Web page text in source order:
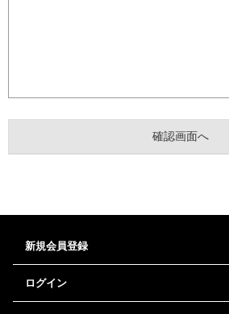
新規会員登録
ログイン